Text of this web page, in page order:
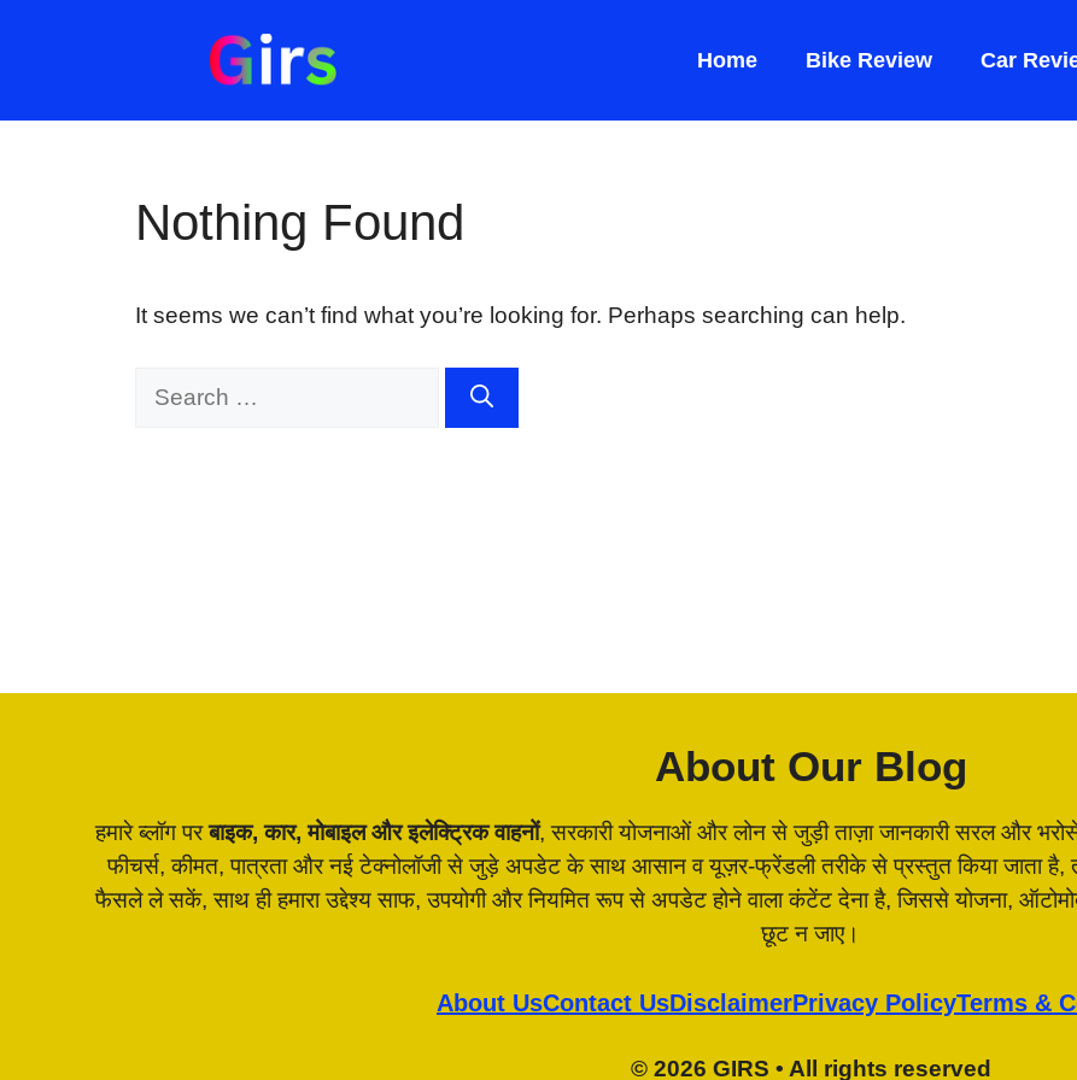
Home Bike Review Car
Nothing Found
It seems we can’t find what you’re looking for. Perhaps searching can help.
About Our Blog
हमारे ब्लॉग परबाइक, कार, मोबाइल और इलेक्ट्रिक वाहनों, सरकारी योजनाओं और लोन से जुड़ी ताज़ा जानकारी सरल और
फीचर्स, कीमत, पात्रता और नई टेक्नोलॉजी से जुड़े अपडेट के साथ आसान व यूज़र-फ्रेंडली तरीके से प्रस्तुत किया जाता
फैसले ले सकें, साथ ही हमारा उद्देश्य साफ, उपयोगी और नियमित रूप से अपडेट होने वाला कंटेंट देना है, जिससे योजना,
छूट न जाए।
About UsContact UsDisclaimerPrivacy PolicyTerms &
© 2026 GIRS • All rights reserved